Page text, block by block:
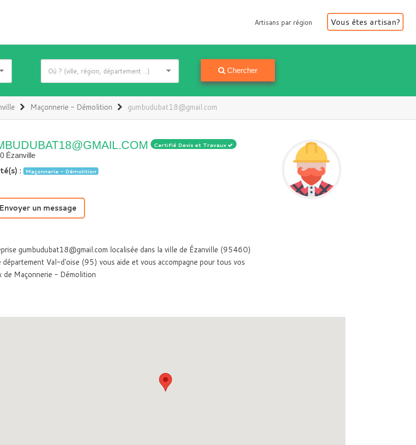
Artisans par région
Artisans par région Vous êtes artisan?
Chercher
Maçonnerie - Démolition gumbudubat18@gmail.com
Certifié Devis et Travaux
Ézanville
: Maçonnerie - Démolition
Envoyer un message
gumbudubat18@gmail.com localisée dans la ville de Ézanville (95460)
département Val-d'oise (95) vous aide et vous accompagne pour tous vos
de Maçonnerie - Démolition